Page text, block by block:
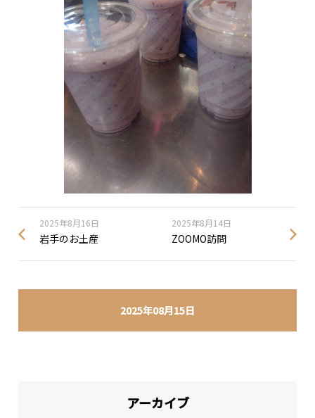
2025年08月15日
2025年8月16日
岩手のお土産
2025年8月14日
ZOOMO訪問
アーカイブ